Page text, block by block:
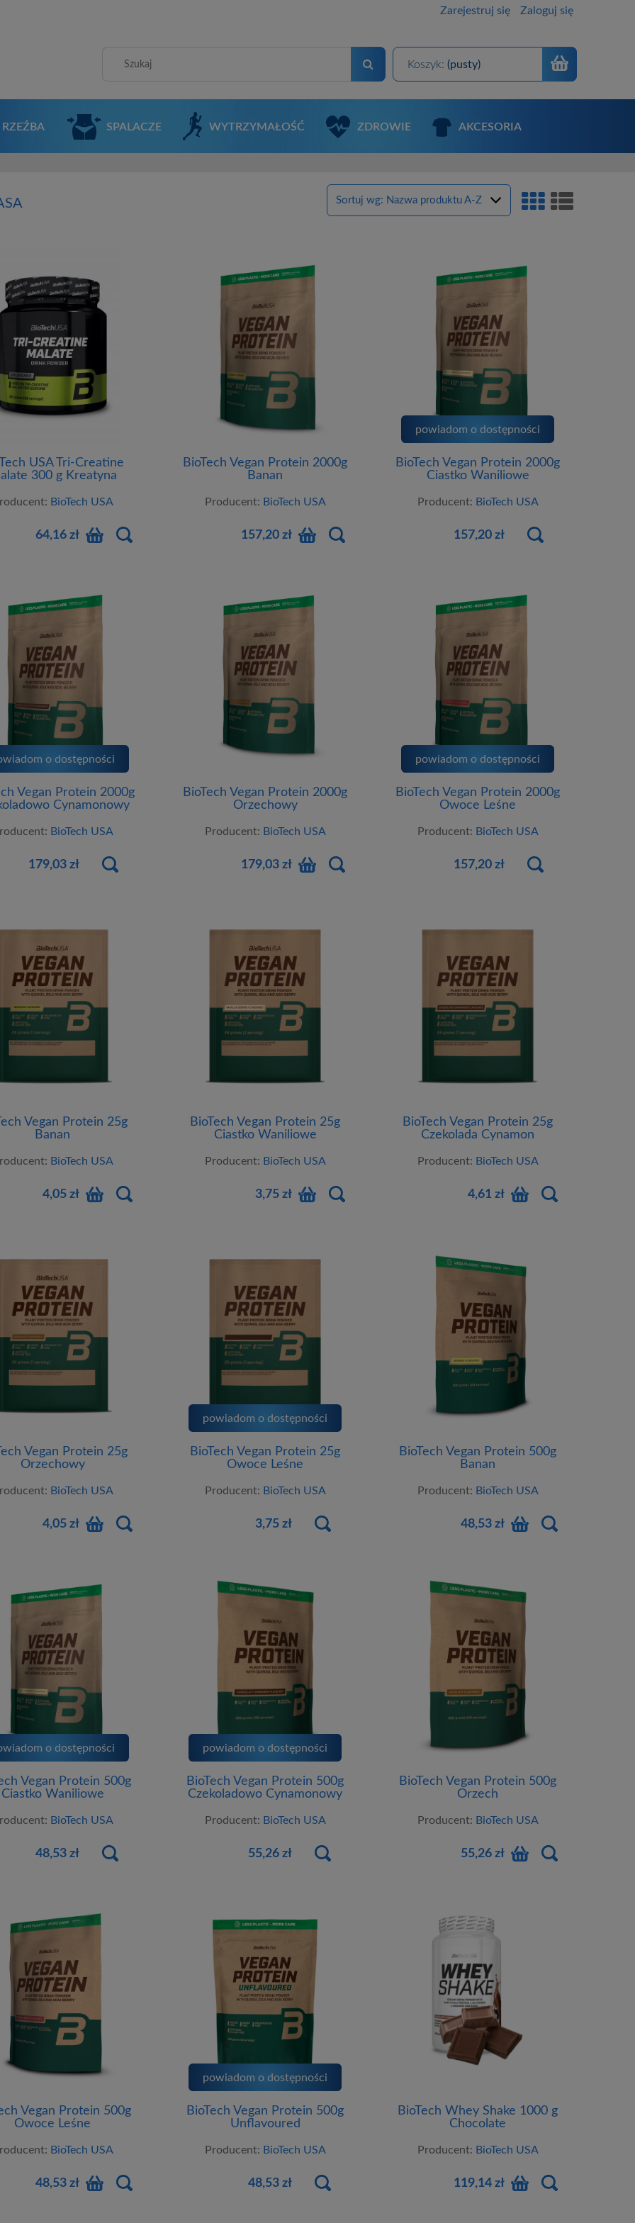
Zarejestruj się Zaloguj się
Koszyk: (pusty)
RZEŹBA SPALACZE WYTRZYMAŁOŚĆ ZDROWIE AKCESORIA
Sortuj wg: Nazwa produktu A-Z
USA Tri-Creatine
300 g Kreatyna
BioTech USA
64,16 zł
BioTech Vegan Protein 2000g
Banan
Producent: BioTech USA
157,20 zł
BioTech Vegan Protein 2000g
Ciastko Waniliowe
Producent: BioTech USA
157,20 zł
powiadom o dostępności
Vegan Protein 2000g
Cynamonowy
BioTech USA
179,03 zł
o dostępności
BioTech Vegan Protein 2000g
Orzechowy
Producent: BioTech USA
179,03 zł
BioTech Vegan Protein 2000g
Owoce Leśne
Producent: BioTech USA
157,20 zł
powiadom o dostępności
Vegan Protein 25g
Banan
BioTech USA
4,05 zł
BioTech Vegan Protein 25g
Ciastko Waniliowe
Producent: BioTech USA
3,75 zł
BioTech Vegan Protein 25g
Czekolada Cynamon
Producent: BioTech USA
4,61 zł
Vegan Protein 25g
Orzechowy
BioTech USA
4,05 zł
BioTech Vegan Protein 25g
Owoce Leśne
Producent: BioTech USA
3,75 zł
powiadom o dostępności
BioTech Vegan Protein 500g
Banan
Producent: BioTech USA
48,53 zł
Vegan Protein 500g
Ciastko Waniliowe
BioTech USA
48,53 zł
o dostępności
BioTech Vegan Protein 500g
Czekoladowo Cynamonowy
Producent: BioTech USA
55,26 zł
powiadom o dostępności
BioTech Vegan Protein 500g
Orzech
Producent: BioTech USA
55,26 zł
Vegan Protein 500g
Owoce Leśne
BioTech USA
48,53 zł
BioTech Vegan Protein 500g
Unflavoured
Producent: BioTech USA
48,53 zł
powiadom o dostępności
BioTech Whey Shake 1000 g
Chocolate
Producent: BioTech USA
119,14 zł